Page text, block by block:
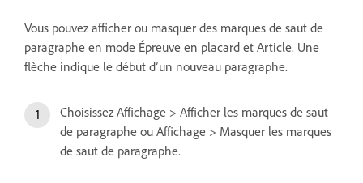
Vous pouvez afficher ou masquer des marques de saut de
paragraphe en mode Épreuve en placard et Article. Une
flèche indique le début d’un nouveau paragraphe.
Choisissez Affichage > Afficher les marques de saut
de paragraphe ou Affichage > Masquer les marques
de saut de paragraphe.